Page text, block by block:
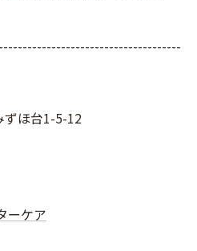
ずほ台1-5-12
ーケア